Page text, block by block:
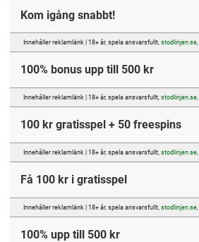
Kom igång snabbt!
Innehåller reklamlänk | 18+ år, spela ansvarsfullt, stodlinjen.se,
100% bonus upp till 500 kr
Innehåller reklamlänk | 18+ år, spela ansvarsfullt, stodlinjen.se,
100 kr gratisspel + 50 freespins
Innehåller reklamlänk | 18+ år, spela ansvarsfullt, stodlinjen.se,
Få 100 kr i gratisspel
Innehåller reklamlänk | 18+ år, spela ansvarsfullt, stodlinjen.se,
100% upp till 500 kr